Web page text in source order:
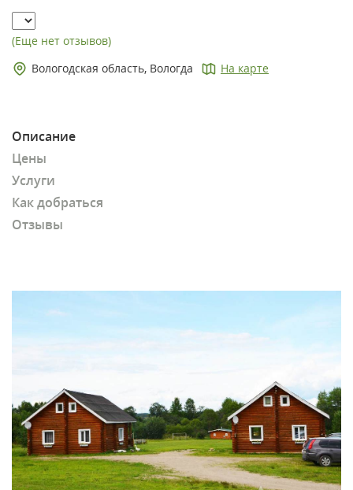
(Еще нет отзывов)
Вологодская область, Вологда
На карте
Описание
Цены
Услуги
Как добраться
Отзывы